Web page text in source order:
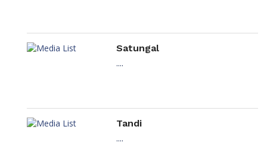
Satungal
....
Tandi
....